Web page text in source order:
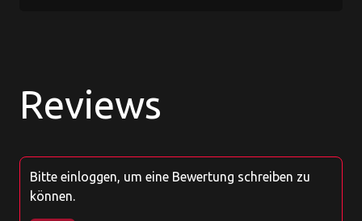
Reviews
Bitte einloggen, um eine Bewertung schreiben zu
können.